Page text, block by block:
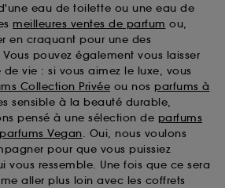
eau de toilette ou une eau de
meilleures ventes de parfum ou,
en craquant pour une des
Vous pouvez également vous laisser
vie : si vous aimez le luxe, vous
Collection Privée ou nos parfums à
sensible à la beauté durable,
pensé à une sélection de parfums
parfums Vegan. Oui, nous voulons
pour que vous puissiez
ressemble. Une fois que ce sera
aller plus loin avec les coffrets